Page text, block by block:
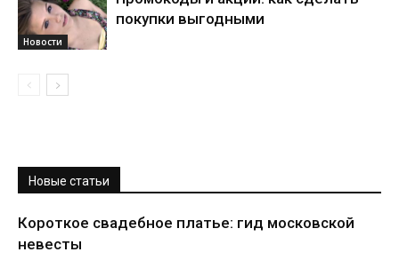
Новости
покупки выгодными
Новые статьи
Короткое свадебное платье: гид московской
невесты